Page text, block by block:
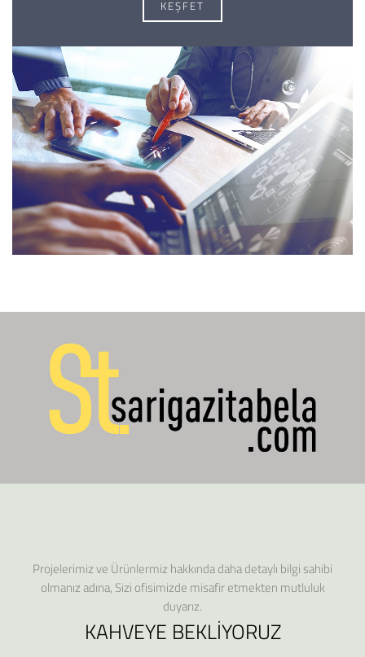
KEŞFET
Projelerimiz ve Ürünlermiz hakkında daha detaylı bilgi sahibi
olmanız adına, Sizi ofisimizde misafir etmekten mutluluk
duyarız.
KAHVEYE BEKLİYORUZ